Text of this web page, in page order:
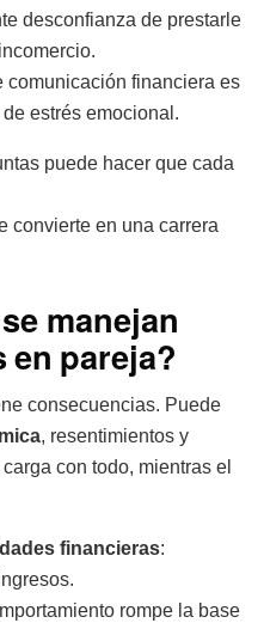
desconfianza de prestarle
comunicación financiera es
estrés emocional.
puede hacer que cada
convierte en una carrera
manejan
en pareja?
consecuencias. Puede
, resentimientos y
con todo, mientras el
financieras:
rompe la base